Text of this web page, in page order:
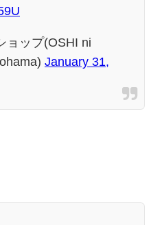
ョップ(OSHI ni
January 31,